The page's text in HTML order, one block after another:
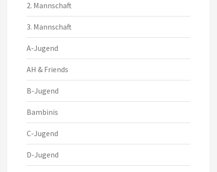
2. Mannschaft
3. Mannschaft
A-Jugend
AH & Friends
B-Jugend
Bambinis
C-Jugend
D-Jugend